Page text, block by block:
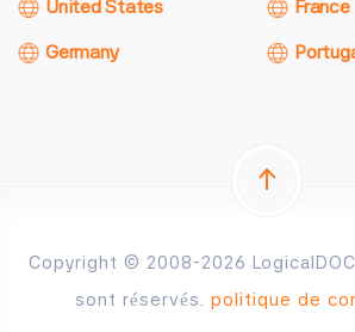
United States
Germany
France
Copyright © 2008-2026
sont réservés. politique de